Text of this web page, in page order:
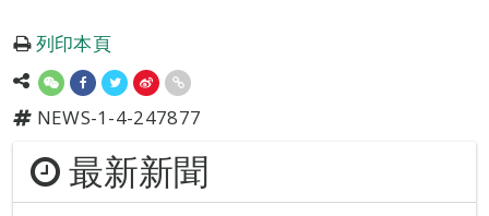
列印本頁
NEWS-1-4-247877
最新新聞